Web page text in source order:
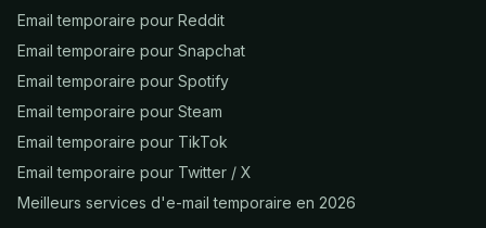
Email temporaire pour Reddit
Email temporaire pour Snapchat
Email temporaire pour Spotify
Email temporaire pour Steam
Email temporaire pour TikTok
Email temporaire pour Twitter / X
Meilleurs services d'e-mail temporaire en 2026